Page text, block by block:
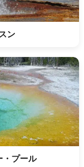
ン
・プール